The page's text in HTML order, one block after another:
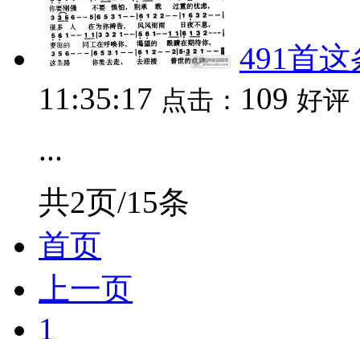
491首
11:35:17 点击： 109 好评
...
共2页/15条
首页
上一页
1